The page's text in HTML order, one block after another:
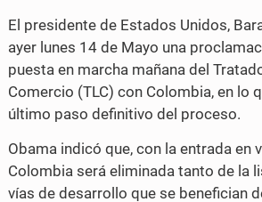
F
a
b
T
w
t
El presidente de Estados Unidos,
ayer lunes 14 de Mayo una
puesta en marcha mañana del
Comercio (TLC) con Colombia, en lo
último paso definitivo del proceso.
Obama indicó que, con la entrada en
Colombia será eliminada tanto de la
vías de desarrollo que se benefician